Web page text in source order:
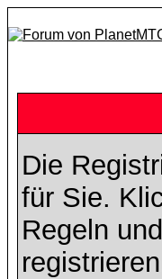
Die
für Sie.
Regeln